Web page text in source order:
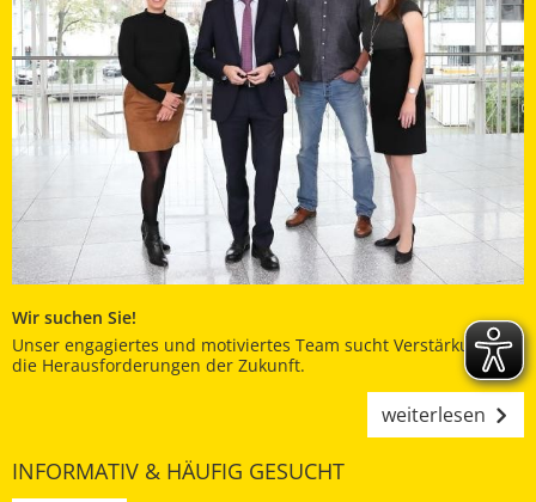
Wir suchen Sie!
Unser engagiertes und motiviertes Team sucht Verstärkung für
die Herausforderungen der Zukunft.
weiterlesen
INFORMATIV & HÄUFIG GESUCHT